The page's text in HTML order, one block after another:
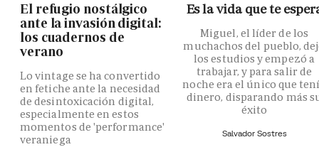
El refugio nostálgico
ante la invasión digital:
los cuadernos de
verano
Lo vintage se ha convertido
en fetiche ante la necesidad
de desintoxicación digital,
especialmente en estos
momentos de 'performance'
veraniega
Es la vida que te
Miguel, el líder de los
muchachos del pueblo,
los estudios y empezó a
trabajar, y para salir de
noche era el único que
dinero, disparando más
éxito
Salvador Sostres